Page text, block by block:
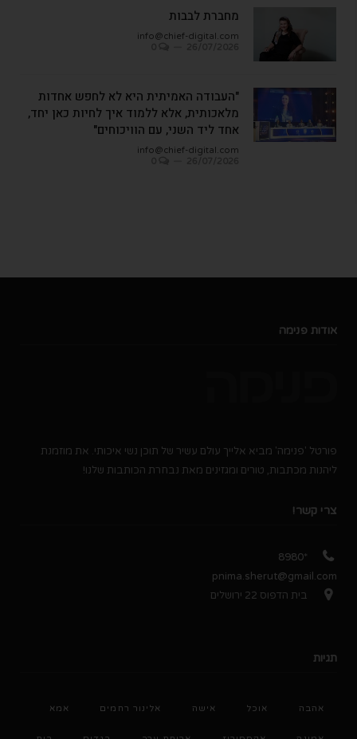
מחברת לבבות
info@chief-digital.com
"העבודה האמיתית היא לא לחפש אחדות
מלאכותית, אלא ללמוד איך לחיות כאן יחד,
אחד ליד השני, עם הוויכוחים"
info@chief-digital.com
אודות פנימה
פורטל 'פנימה' מביא אלייך עולם עשיר של תוכן נשי איכותי. את מוזמנת
ליהנות מכתבות, טורים ומגזינים מאת נבחרת הכותבות שלנו!
צרי קשר!
*8980
pnima.sherut@gmail.com
בית הדפוס 22 ירושלים
תגיות
אהבה אוכל אישה אלינור רחמים אמא